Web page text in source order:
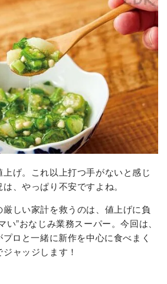
げ。これ以上打つ手がないと感じ
、やっぱり不安ですよね。
しい家計を救うのは、値上げに負
い”おなじみ業務スーパー。今回は、
ロと一緒に新作を中心に食べまく
ャッジします！